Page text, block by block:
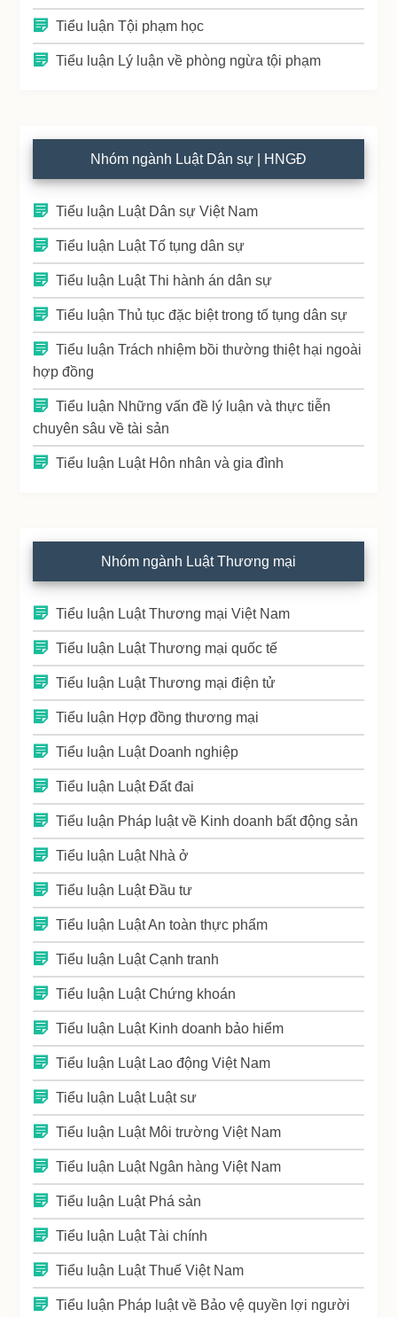
Tiểu luận Tội phạm học
Tiểu luận Lý luận về phòng ngừa tội phạm
Nhóm ngành Luật Dân sự | HNGĐ
Tiểu luận Luật Dân sự Việt Nam
Tiểu luận Luật Tố tụng dân sự
Tiểu luận Luật Thi hành án dân sự
Tiểu luận Thủ tục đặc biệt trong tố tụng dân sự
Tiểu luận Trách nhiệm bồi thường thiệt hại ngoài
hợp đồng
Tiểu luận Những vấn đề lý luận và thực tiễn
chuyên sâu về tài sản
Tiểu luận Luật Hôn nhân và gia đình
Nhóm ngành Luật Thương mại
Tiểu luận Luật Thương mại Việt Nam
Tiểu luận Luật Thương mại quốc tế
Tiểu luận Luật Thương mại điện tử
Tiểu luận Hợp đồng thương mại
Tiểu luận Luật Doanh nghiệp
Tiểu luận Luật Đất đai
Tiểu luận Pháp luật về Kinh doanh bất động sản
Tiểu luận Luật Nhà ở
Tiểu luận Luật Đầu tư
Tiểu luận Luật An toàn thực phẩm
Tiểu luận Luật Cạnh tranh
Tiểu luận Luật Chứng khoán
Tiểu luận Luật Kinh doanh bảo hiểm
Tiểu luận Luật Lao động Việt Nam
Tiểu luận Luật Luật sư
Tiểu luận Luật Môi trường Việt Nam
Tiểu luận Luật Ngân hàng Việt Nam
Tiểu luận Luật Phá sản
Tiểu luận Luật Tài chính
Tiểu luận Luật Thuế Việt Nam
Tiểu luận Pháp luật về Bảo vệ quyền lợi người